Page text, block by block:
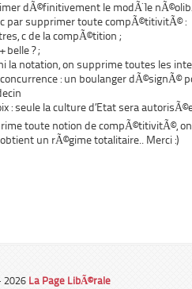
dÃ©finitivement le modÃ¨le
par supprimer toute compÃ©titivitÃ© :
c de la compÃ©tition ;
belle ? ;
la notation, on supprime toutes les
: un boulanger dÃ©signÃ©
: seule la culture d’Etat sera
toute notion de compÃ©titivitÃ©,
un rÃ©gime totalitaire.. Merci :)
2026 La Page LibÃ©rale